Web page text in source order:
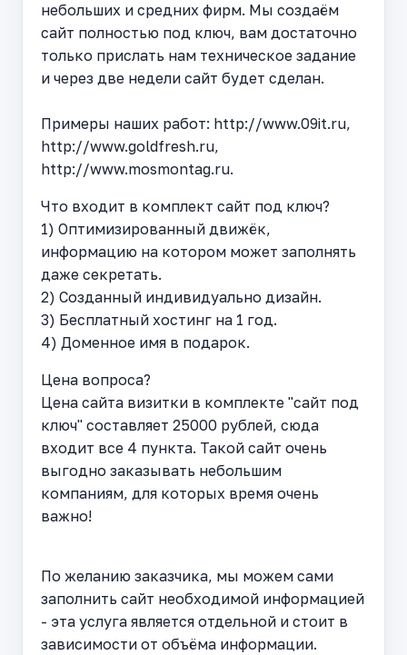
небольших и средних фирм. Мы создаём
сайт полностью под ключ, вам достаточно
только прислать нам техническое задание
и через две недели сайт будет сделан.
Примеры наших работ: http://www.09it.ru,
http://www.goldfresh.ru,
http://www.mosmontag.ru.
Что входит в комплект сайт под ключ?
1) Оптимизированный движёк,
информацию на котором может заполнять
даже секретать.
2) Созданный индивидуально дизайн.
3) Бесплатный хостинг на 1 год.
4) Доменное имя в подарок.
Цена вопроса?
Цена сайта визитки в комплекте "сайт под
ключ" составляет 25000 рублей, сюда
входит все 4 пункта. Такой сайт очень
выгодно заказывать небольшим
компаниям, для которых время очень
важно!
По желанию заказчика, мы можем сами
заполнить сайт необходимой информацией
- эта услуга является отдельной и стоит в
зависимости от объёма информации.